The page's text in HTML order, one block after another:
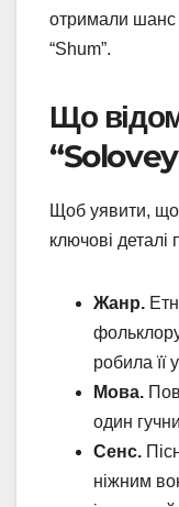
отримали шанс
“Shum”.
Що
Щоб уявити, що
ключові деталі
Жанр.
робила її
Мова.
один
Сенс.
ніжним